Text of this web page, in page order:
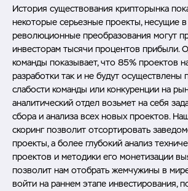
История существования крипторынка
некоторые серьезные проекты, несущие
революционные преобразования могут
инвесторам тысячи процентов прибыли.
команды показывает, что 85% проектов
разработки так и не будут осуществлены
слабости команды или конкуренции на
аналитический отдел возьмет на себя
сбора и анализа всех новых проектов.
скоринг позволит отсортировать
проекты, а более глубокий анализ
проектов и методики его монетизации
позволит нам отобрать жемчужины в
войти на раннем этапе инвестирования,